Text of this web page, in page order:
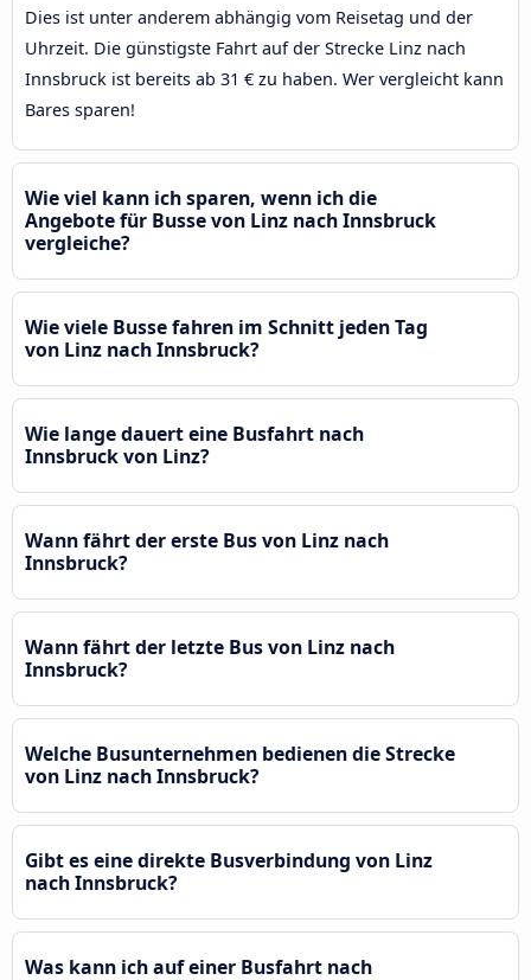
Dies ist unter anderem abhängig vom Reisetag und der
Uhrzeit. Die günstigste Fahrt auf der Strecke Linz nach
Innsbruck ist bereits ab 31 € zu haben. Wer vergleicht kann
Bares sparen!
Wie viel kann ich sparen, wenn ich die
Angebote für Busse von Linz nach Innsbruck
vergleiche?
Wie viele Busse fahren im Schnitt jeden Tag
von Linz nach Innsbruck?
Wie lange dauert eine Busfahrt nach
Innsbruck von Linz?
Wann fährt der erste Bus von Linz nach
Innsbruck?
Wann fährt der letzte Bus von Linz nach
Innsbruck?
Welche Busunternehmen bedienen die Strecke
von Linz nach Innsbruck?
Gibt es eine direkte Busverbindung von Linz
nach Innsbruck?
Was kann ich auf einer Busfahrt nach